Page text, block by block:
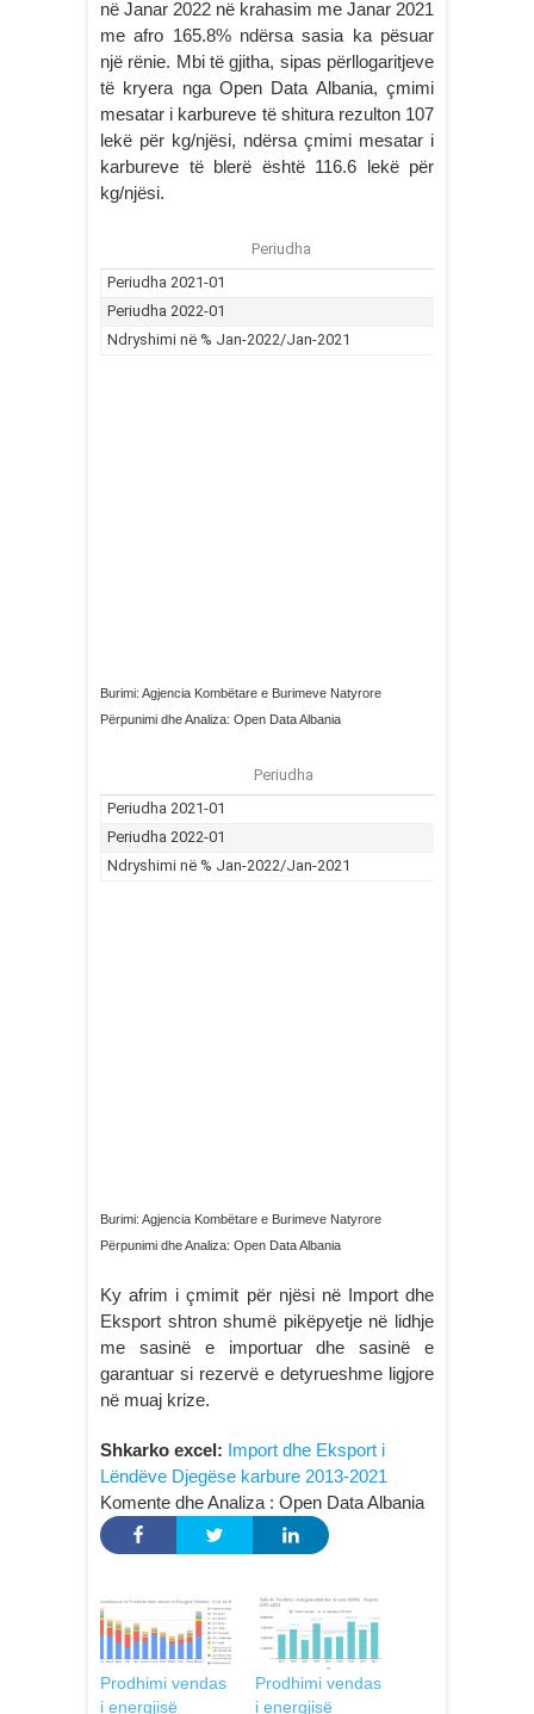
në Janar 2022 në krahasim me Janar 2021
me afro 165.8% ndërsa sasia ka pësuar
një rënie. Mbi të gjitha, sipas përllogaritjeve
të kryera nga Open Data Albania, çmimi
mesatar i karbureve të shitura rezulton 107
lekë për kg/njësi, ndërsa çmimi mesatar i
karbureve të blerë është 116.6 lekë për
kg/njësi.
Burimi: Agjencia Kombëtare e Burimeve Natyrore
Përpunimi dhe Analiza: Open Data Albania
Burimi: Agjencia Kombëtare e Burimeve Natyrore
Përpunimi dhe Analiza: Open Data Albania
Ky afrim i çmimit për njësi në Import dhe
Eksport shtron shumë pikëpyetje në lidhje
me sasinë e importuar dhe sasinë e
garantuar si rezervë e detyrueshme ligjore
në muaj krize.
Shkarko excel: Import dhe Eksport i
Lëndëve Djegëse karbure 2013-2021
Komente dhe Analiza : Open Data Albania
Prodhimi vendas
i energjisë
Prodhimi vendas
i energjisë